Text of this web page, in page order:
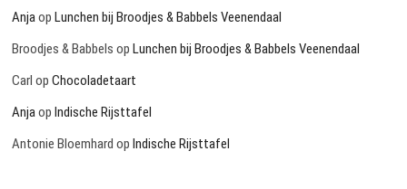
Anja opLunchen bij Broodjes & Babbels Veenendaal
Broodjes & Babbels opLunchen bij Broodjes & Babbels Veenendaal
Carl opChocoladetaart
Anja opIndische Rijsttafel
Antonie Bloemhard opIndische Rijsttafel